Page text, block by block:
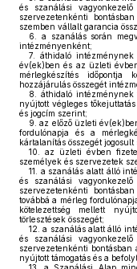
és szanálási
szervezetenkénti
szemben vállalt garancia
6.
a szanálás során
intézményenként;
7.
áthidaló
év(ek)ben és az üzleti
mérlegkészítés időpontja
hozzájárulás összegét
8.
áthidaló
nyújtott végleges
és jogcím szerint;
9. az előző üzleti
fordulónapja és a
kártalanítás összegét
10.
az üzleti évben
személyek és szervezetek
11.
a szanálás alatt álló
és szanálási
szervezetenkénti
továbbá a mérleg
kötelezettség mellett
törlesztések összegét;
12. a szanálás alatt álló
és szanálási
szervezetenkénti
nyújtott támogatás és a